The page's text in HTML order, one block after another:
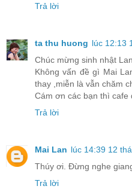
Trả lời
ta thu huong lúc 12:13
Chúc mừng sinh nhật
Không vấn đề gì Mai
thay ,miễn là vẫn chăm
Cám ơn các bạn thì cafe
Trả lời
Mai Lan lúc 14:39 12
Thúy ơi. Đừng nghe
Trả lời